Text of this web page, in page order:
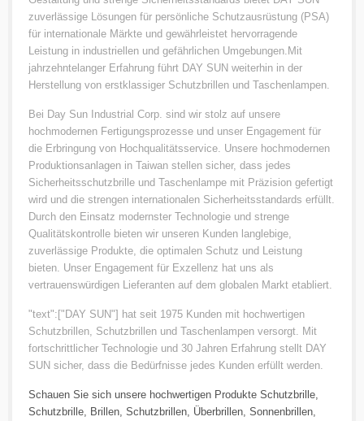
zuverlässige Lösungen für persönliche Schutzausrüstung (PSA)
für internationale Märkte und gewährleistet hervorragende
Leistung in industriellen und gefährlichen Umgebungen.Mit
jahrzehntelanger Erfahrung führt DAY SUN weiterhin in der
Herstellung von erstklassiger Schutzbrillen und Taschenlampen.
Bei Day Sun Industrial Corp. sind wir stolz auf unsere
hochmodernen Fertigungsprozesse und unser Engagement für
die Erbringung von Hochqualitätsservice. Unsere hochmodernen
Produktionsanlagen in Taiwan stellen sicher, dass jedes
Sicherheitsschutzbrille und Taschenlampe mit Präzision gefertigt
wird und die strengen internationalen Sicherheitsstandards erfüllt.
Durch den Einsatz modernster Technologie und strenge
Qualitätskontrolle bieten wir unseren Kunden langlebige,
zuverlässige Produkte, die optimalen Schutz und Leistung
bieten. Unser Engagement für Exzellenz hat uns als
vertrauenswürdigen Lieferanten auf dem globalen Markt etabliert.
"text":["DAY SUN"] hat seit 1975 Kunden mit hochwertigen
Schutzbrillen, Schutzbrillen und Taschenlampen versorgt. Mit
fortschrittlicher Technologie und 30 Jahren Erfahrung stellt DAY
SUN sicher, dass die Bedürfnisse jedes Kunden erfüllt werden.
Schauen Sie sich unsere hochwertigen Produkte Schutzbrille,
Schutzbrille, Brillen, Schutzbrillen, Überbrillen, Sonnenbrillen,